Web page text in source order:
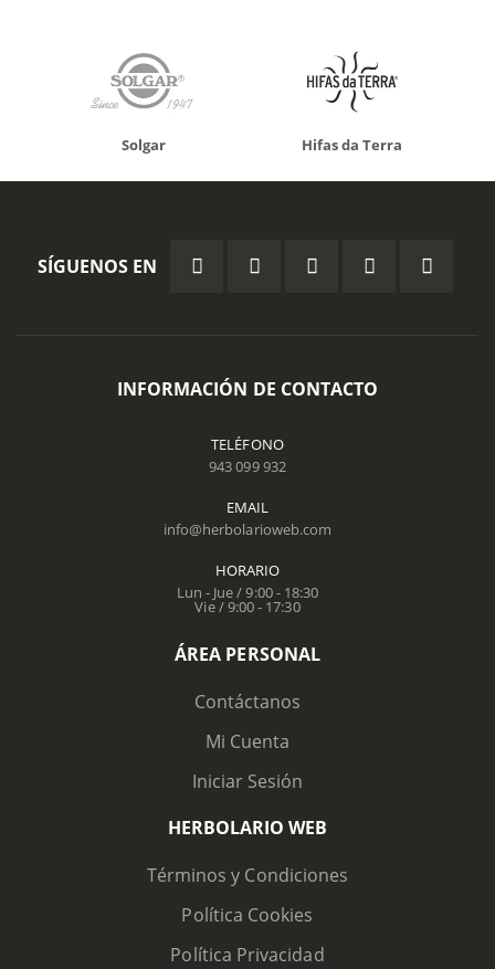
Solgar Hifas da Terra
SÍGUENOS EN
INFORMACIÓN DE CONTACTO
TELÉFONO
943 099 932
EMAIL
info@herbolarioweb.com
HORARIO
Lun - Jue / 9:00 - 18:30
Vie / 9:00 - 17:30
ÁREA PERSONAL
Contáctanos
Mi Cuenta
Iniciar Sesión
HERBOLARIO WEB
Términos y Condiciones
Política Cookies
Política Privacidad